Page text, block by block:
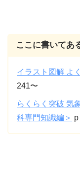
ここに書いてあ
イラスト図解 よ
241〜
らくらく突破 気
科専門知識編＞